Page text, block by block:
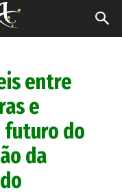
entre
e
futuro do
da